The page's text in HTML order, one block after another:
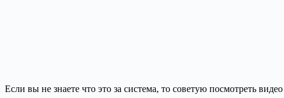
Если вы не знаете что это за система, то советую посмотреть